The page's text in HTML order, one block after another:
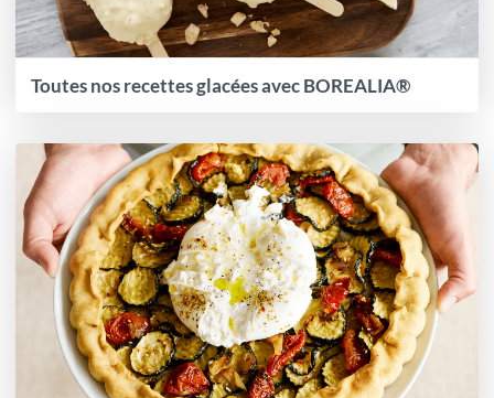
Toutes nos recettes glacées avec BOREALIA®